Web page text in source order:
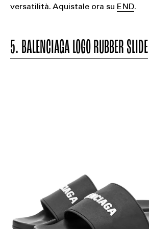
versatilità. Aquistale ora su END.
5. BALENCIAGA LOGO RUBBER SLIDE